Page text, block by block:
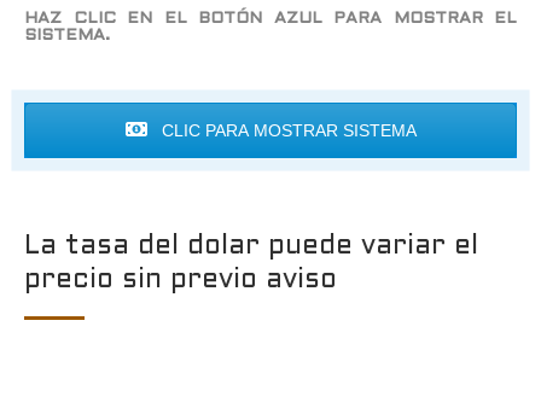
HAZ CLIC EN EL BOTÓN AZUL PARA MOSTRAR EL
SISTEMA.
CLIC PARA MOSTRAR SISTEMA
La tasa del dolar puede variar el
precio sin previo aviso